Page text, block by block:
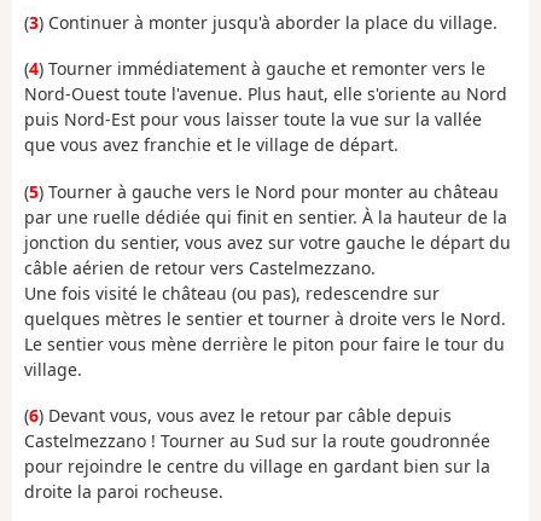
(3) Continuer à monter jusqu'à aborder la place du village.
(4) Tourner immédiatement à gauche et remonter vers le
Nord-Ouest toute l'avenue. Plus haut, elle s'oriente au Nord
puis Nord-Est pour vous laisser toute la vue sur la vallée
que vous avez franchie et le village de départ.
(5) Tourner à gauche vers le Nord pour monter au château
par une ruelle dédiée qui finit en sentier. À la hauteur de la
jonction du sentier, vous avez sur votre gauche le départ du
câble aérien de retour vers Castelmezzano.
Une fois visité le château (ou pas), redescendre sur
quelques mètres le sentier et tourner à droite vers le Nord.
Le sentier vous mène derrière le piton pour faire le tour du
village.
(6) Devant vous, vous avez le retour par câble depuis
Castelmezzano ! Tourner au Sud sur la route goudronnée
pour rejoindre le centre du village en gardant bien sur la
droite la paroi rocheuse.